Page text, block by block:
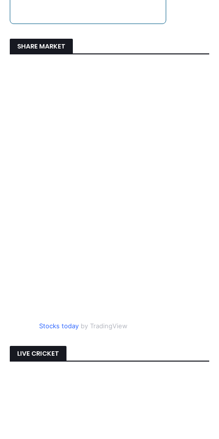
SHARE MARKET
Stocks todayby TradingView
LIVE CRICKET